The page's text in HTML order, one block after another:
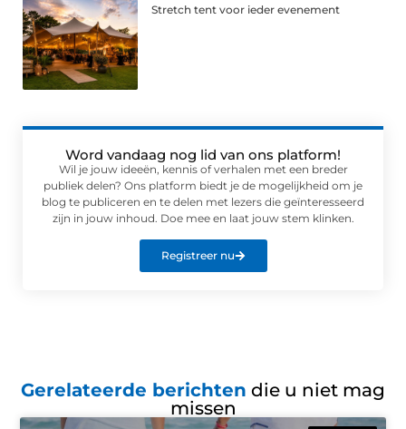
Stretch tent voor ieder evenement
Word vandaag nog lid van ons platform!
Wil je jouw ideeën, kennis of verhalen met een breder
publiek delen? Ons platform biedt je de mogelijkheid om je
blog te publiceren en te delen met lezers die geïnteresseerd
zijn in jouw inhoud. Doe mee en laat jouw stem klinken.
Registreer nu
Gerelateerde berichten die u niet mag
missen